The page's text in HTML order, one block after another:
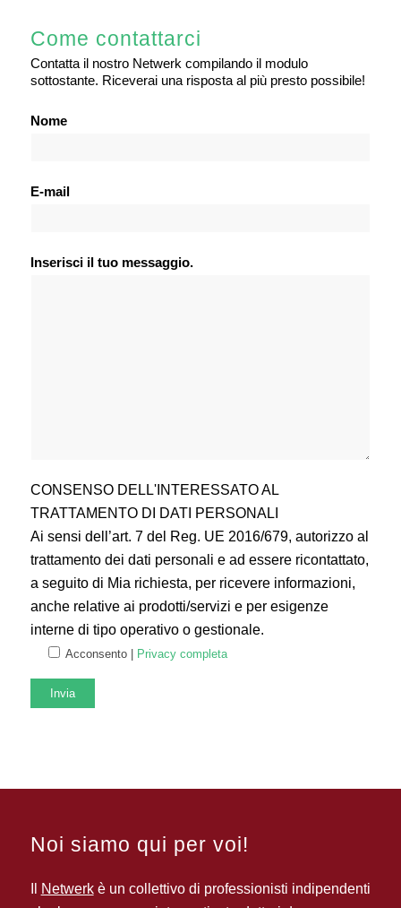
Come contattarci
Contatta il nostro Netwerk compilando il modulo
sottostante. Riceverai una risposta al più presto possibile!
Nome
E-mail
Inserisci il tuo messaggio.
CONSENSO DELL'INTERESSATO AL
TRATTAMENTO DI DATI PERSONALI
Ai sensi dell’art. 7 del Reg. UE 2016/679, autorizzo al
trattamento dei dati personali e ad essere ricontattato,
a seguito di Mia richiesta, per ricevere informazioni,
anche relative ai prodotti/servizi e per esigenze
interne di tipo operativo o gestionale.
Acconsento | Privacy completa
Noi siamo qui per voi!
Netwerkè un collettivo di professionisti indipendenti